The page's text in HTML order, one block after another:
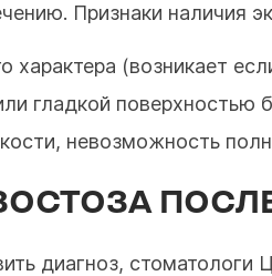
Признаки наличия
(возникает
гладкой поверхностью
невозможность
диагноз, стоматологи